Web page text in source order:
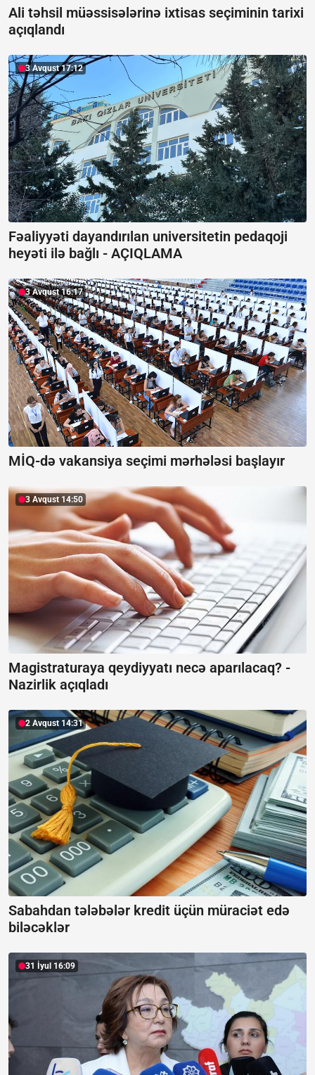
Ali təhsil müəssisələrinə ixtisas seçiminin tarixi
açıqlandı
3 Avqust 17:12
Fəaliyyəti dayandırılan universitetin pedaqoji
heyəti ilə bağlı - AÇIQLAMA
3 Avqust 16:17
MİQ-də vakansiya seçimi mərhələsi başlayır
3 Avqust 14:50
Magistraturaya qeydiyyatı necə aparılacaq? -
Nazirlik açıqladı
2 Avqust 14:31
Sabahdan tələbələr kredit üçün müraciət edə
biləcəklər
31 İyul 16:09